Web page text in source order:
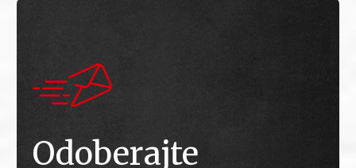
Odoberajte